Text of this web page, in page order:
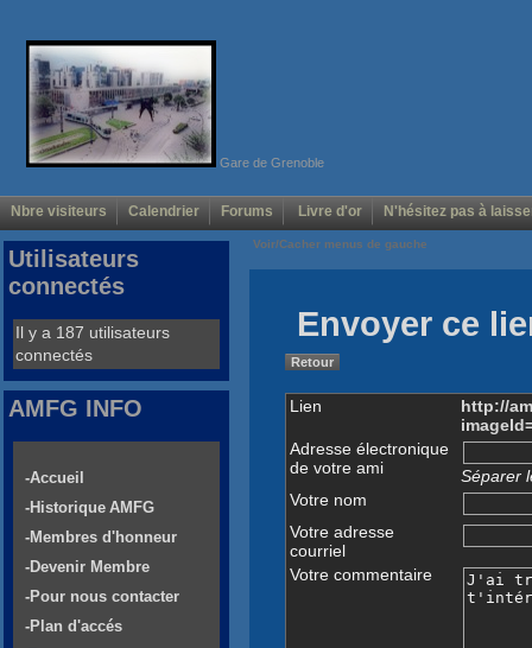
Gare de Grenoble
Nbre visiteurs Calendrier Forums Livre d'or N'hésitez pas à
Voir/Cacher menus de gauche
Envoyer ce
Retour
Lien
http://
Adresse électronique
de votre ami
Séparer
Votre nom
Votre adresse
courriel
Votre commentaire
Utilisateurs
connectés
Il y a 187 utilisateurs
connectés
AMFG INFO
-Accueil
-Historique AMFG
-Membres d'honneur
-Devenir Membre
-Pour nous contacter
-Plan d'accés